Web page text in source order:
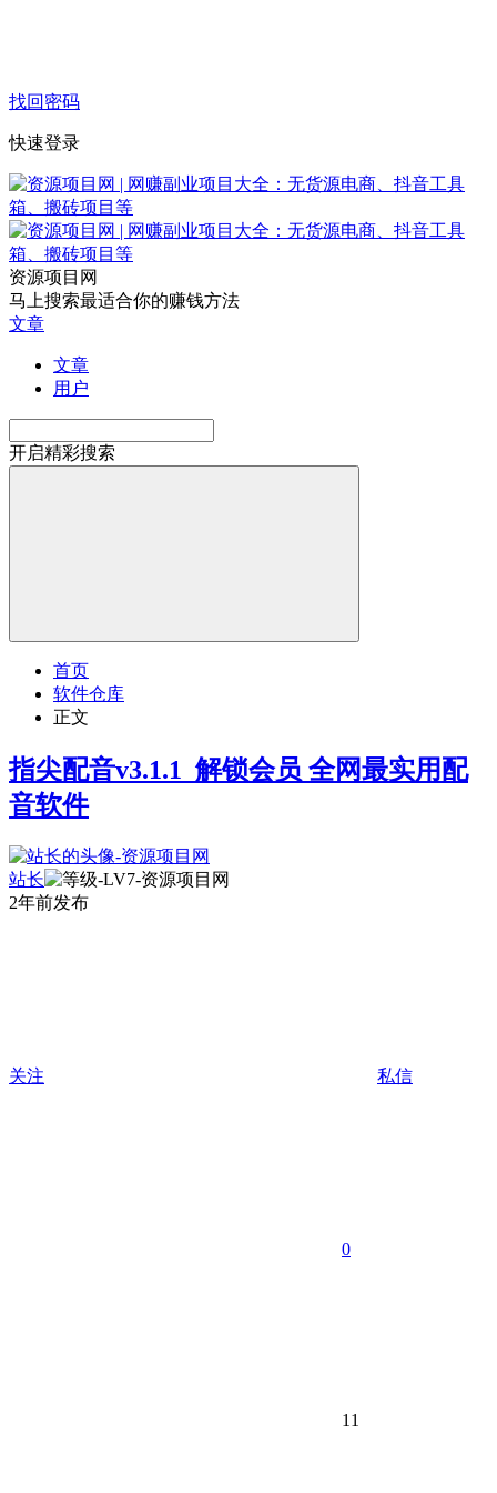
找回密码
快速登录
资源项目网
马上搜索最适合你的赚钱方法
文章
文章
用户
开启精彩搜索
首页
软件仓库
正文
指尖配音v3.1.1_解锁会员 全网最实用配
音软件
站长
2年前发布
关注 私信
0
11